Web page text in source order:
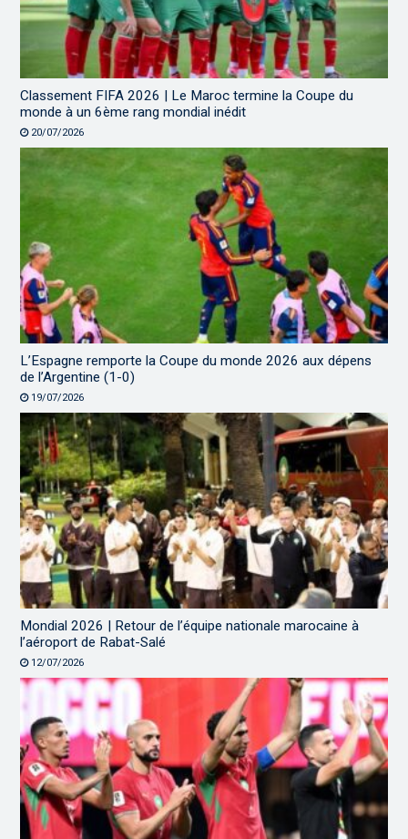
Classement FIFA 2026 | Le Maroc termine la Coupe du
monde à un 6ème rang mondial inédit
20/07/2026
L’Espagne remporte la Coupe du monde 2026 aux dépens
de l’Argentine (1-0)
19/07/2026
Mondial 2026 | Retour de l’équipe nationale marocaine à
l’aéroport de Rabat-Salé
12/07/2026